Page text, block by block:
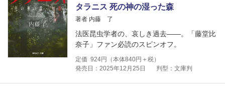
タラニス 死の神の湿った森
著者 内藤 了
法医昆虫学者の、哀しき過去――。「藤堂比
奈子」ファン必読のスピンオフ。
定価 924円（本体840円＋税）
発売日：2025年12月25日
判型：文庫判